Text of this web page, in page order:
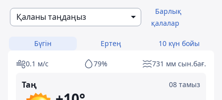
Қаланы таңдаңыз
Барлық
қалалар
Бүгін Ертең 10 күн бойы
0.1 м/с 79% 731 мм сын.бағ.
Таң 08 тамыз